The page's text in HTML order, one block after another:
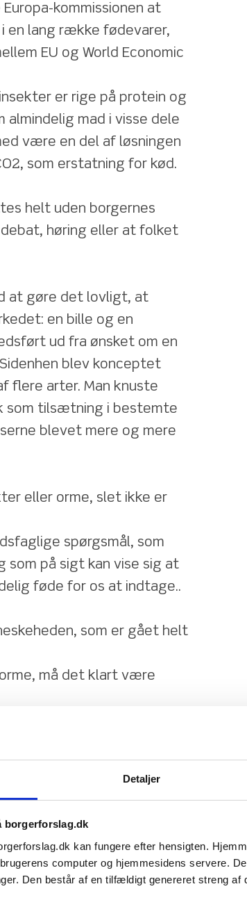
Detaljer
borgerforslag.dk
kan fungere efter hensigten.
computer og hjemmesidens servere.
Den består af en tilfældigt genereret streng af
kommissionen at
en lang række fødevarer,
EU og World Economic
er rige på protein og
mad i visse dele
være en del af løsningen
som erstatning for kød.
helt uden borgernes
høring eller at folket
at gøre det lovligt, at
en bille og en
ud fra ønsket om en
blev konceptet
flere arter. Man knuste
som tilsætning i bestemte
blevet mere og mere
eller orme, slet ikke er
spørgsmål, som
som på sigt kan vise sig at
føde for os at indtage..
som er gået helt
må det klart være
til vores regering om
og
tydeligt signal til
insekter eller